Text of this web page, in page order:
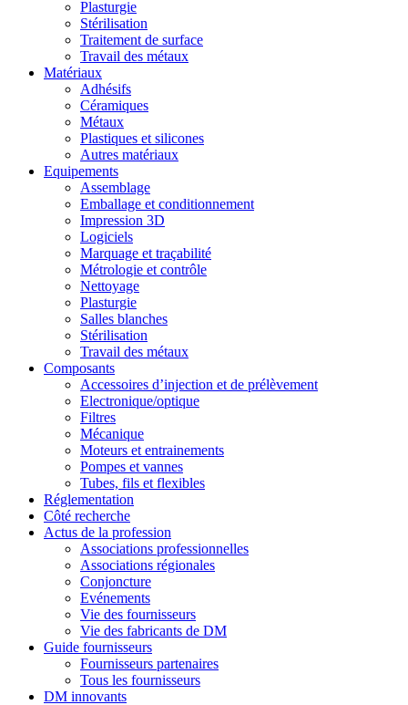
Plasturgie
Stérilisation
Traitement de surface
Travail des métaux
Matériaux
Adhésifs
Céramiques
Métaux
Plastiques et silicones
Autres matériaux
Equipements
Assemblage
Emballage et conditionnement
Impression 3D
Logiciels
Marquage et traçabilité
Métrologie et contrôle
Nettoyage
Plasturgie
Salles blanches
Stérilisation
Travail des métaux
Composants
Accessoires d’injection et de prélèvement
Electronique/optique
Filtres
Mécanique
Moteurs et entrainements
Pompes et vannes
Tubes, fils et flexibles
Réglementation
Côté recherche
Actus de la profession
Associations professionnelles
Associations régionales
Conjoncture
Evénements
Vie des fournisseurs
Vie des fabricants de DM
Guide fournisseurs
Fournisseurs partenaires
Tous les fournisseurs
DM innovants